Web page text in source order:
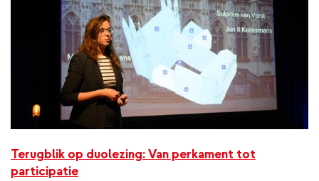
Terugblik op duolezing: Van perkament tot
participatie